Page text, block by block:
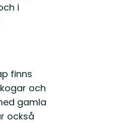
i
finns
och
gamla
också